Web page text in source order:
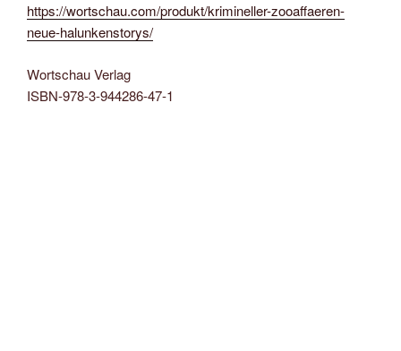
https://wortschau.com/produkt/krimineller-zooaffaeren-
neue-halunkenstorys/
Wortschau Verlag
ISBN-978-3-944286-47-1